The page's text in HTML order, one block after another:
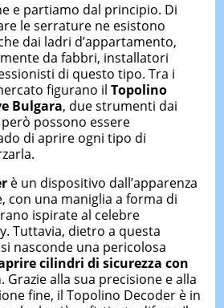
e partiamo dal principio. Di
le serrature ne esistono
dai ladri d’appartamento,
da fabbri, installatori
di questo tipo. Tra i
figurano il Topolino
Bulgara, due strumenti dai
possono essere
di aprire ogni tipo di
è un dispositivo dall’apparenza
con una maniglia a forma di
ispirate al celebre
Tuttavia, dietro a questa
nasconde una pericolosa
cilindri di sicurezza con
. Grazie alla sua precisione e alla
fine, il Topolino Decoder è in